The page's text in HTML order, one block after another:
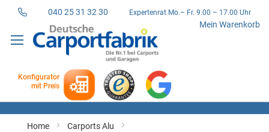
040 25 31 32 30 Expertenrat Mo.– Fr. 9.00 – 17.00 Uhr
Mein Warenkorb
zum
Konfigurator
mit Preis
Home
Carports Alu